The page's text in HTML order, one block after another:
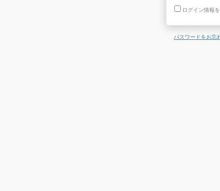
ログイン情報
パスワードをお忘